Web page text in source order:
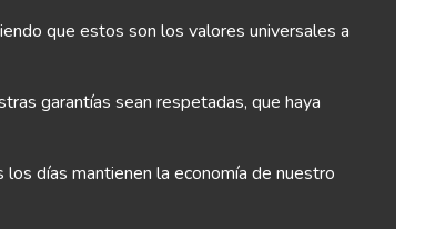
que estos son los valores universales a
garantías sean respetadas, que haya
días mantienen la economía de nuestro